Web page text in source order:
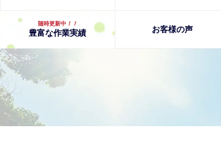
随時更新中 ！！
豊富な作業実績 お客様の声